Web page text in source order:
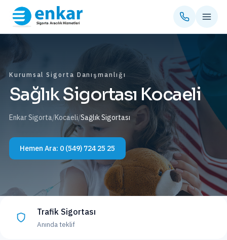
Kurumsal Sigorta Danışmanlığı
Sağlık Sigortası Kocaeli
Enkar Sigorta/Kocaeli/Sağlık Sigortası
Hemen Ara: 0 (549) 724 25 25
Trafik Sigortası
Anında teklif